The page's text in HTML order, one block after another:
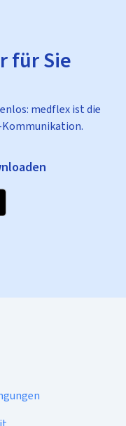
für Sie
medflex ist die